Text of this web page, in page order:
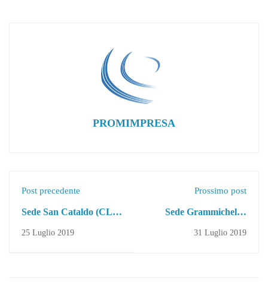
PROMIMPRESA
Post precedente
Sede San Cataldo (CL) -
25 Luglio 2019
Prossimo post
Sede Grammichele -
31 Luglio 2019